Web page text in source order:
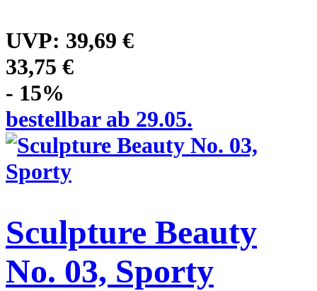
UVP: 39,69 €
33,75 €
- 15%
bestellbar ab 29.05.
Sculpture Beauty
No. 03, Sporty